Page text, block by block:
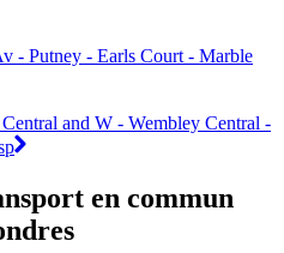
- Putney - Earls Court - Marble
and W - Wembley Central -
en commun